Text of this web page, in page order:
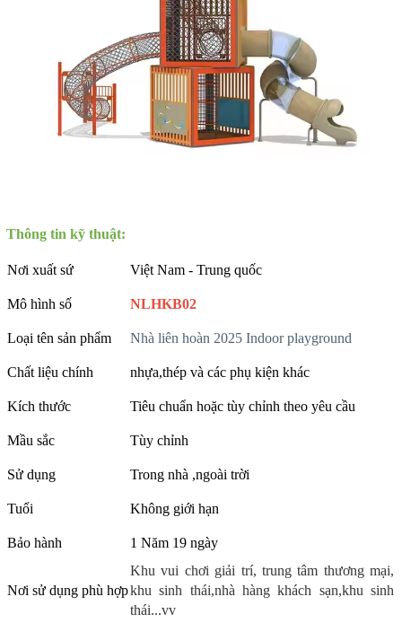
Thông tin kỹ thuật:
Nơi xuất sứ Việt Nam - Trung quốc
Mô hình số NLHKB02
Loại tên sản phẩm Nhà liên hoàn 2025 Indoor playground
Chất liệu chính nhựa,thép và các phụ kiện khác
Kích thước Tiêu chuẩn hoặc tùy chỉnh theo yêu cầu
Mầu sắc Tùy chỉnh
Sử dụng Trong nhà ,ngoài trời
Tuổi Không giới hạn
Bảo hành 1 Năm 19 ngày
Nơi sử dụng phù hợp
Khu vui chơi giải trí, trung tâm thương mại,
khu sinh thái,nhà hàng khách sạn,khu sinh
thái...vv